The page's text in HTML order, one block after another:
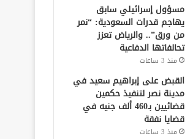
مسؤول إسرائيلي سابق
يهاجم قدرات السعودية: “نمر
من ورق”.. والرياض تعزز
تحالفاتها الدفاعية
منذ 3 ساعات
القبض على إبراهيم سعيد في
مدينة نصر لتنفيذ حكمين
قضائيين بـ460 ألف جنيه في
قضايا نفقة
منذ 3 ساعات